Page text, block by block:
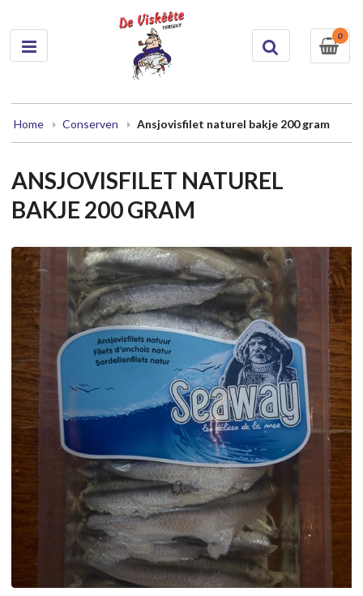
0
Home Conserven Ansjovisfilet naturel bakje 200 gram
ANSJOVISFILET NATUREL
BAKJE 200 GRAM